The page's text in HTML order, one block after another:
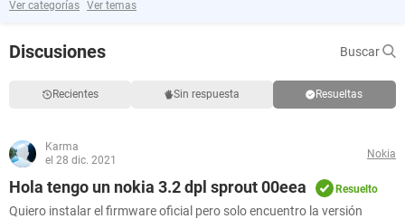
Ver categorías Ver temas
Discusiones Buscar
Recientes Sin respuesta Resueltas
Karma
el 28 dic. 2021
Nokia
Hola tengo un nokia 3.2 dpl sprout 00eea Resuelto
Quiero instalar el firmware oficial pero solo encuentro la versión